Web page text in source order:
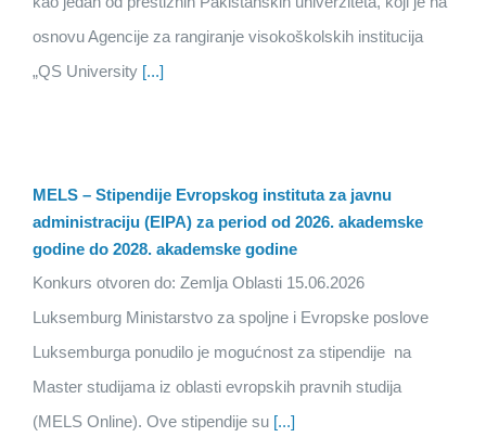
osnovu Agencije za rangiranje visokoškolskih institucija
„QS University [...]
MELS – Stipendije Evropskog instituta za javnu
administraciju (EIPA) za period od 2026. akademske
godine do 2028. akademske godine
Konkurs otvoren do: Zemlja Oblasti 15.06.2026
Luksemburg Ministarstvo za spoljne i Evropske poslove
Luksemburga ponudilo je mogućnost za stipendije na
Master studijama iz oblasti evropskih pravnih studija
(MELS Online). Ove stipendije su [...]